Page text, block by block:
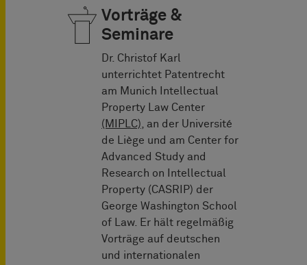
Vorträge &
Seminare
Dr. Christof Karl
unterrichtet Patentrecht
am Munich Intellectual
Property Law Center
(MIPLC),
an der Université
de Liège und am Center for
Advanced Study and
Research on Intellectual
Property (CASRIP) der
George Washington School
of Law. Er hält regelmäßig
Vorträge auf deutschen
und internationalen